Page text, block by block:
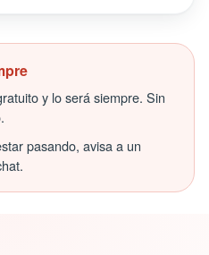
y lo será siempre. Sin
pasando, avisa a un